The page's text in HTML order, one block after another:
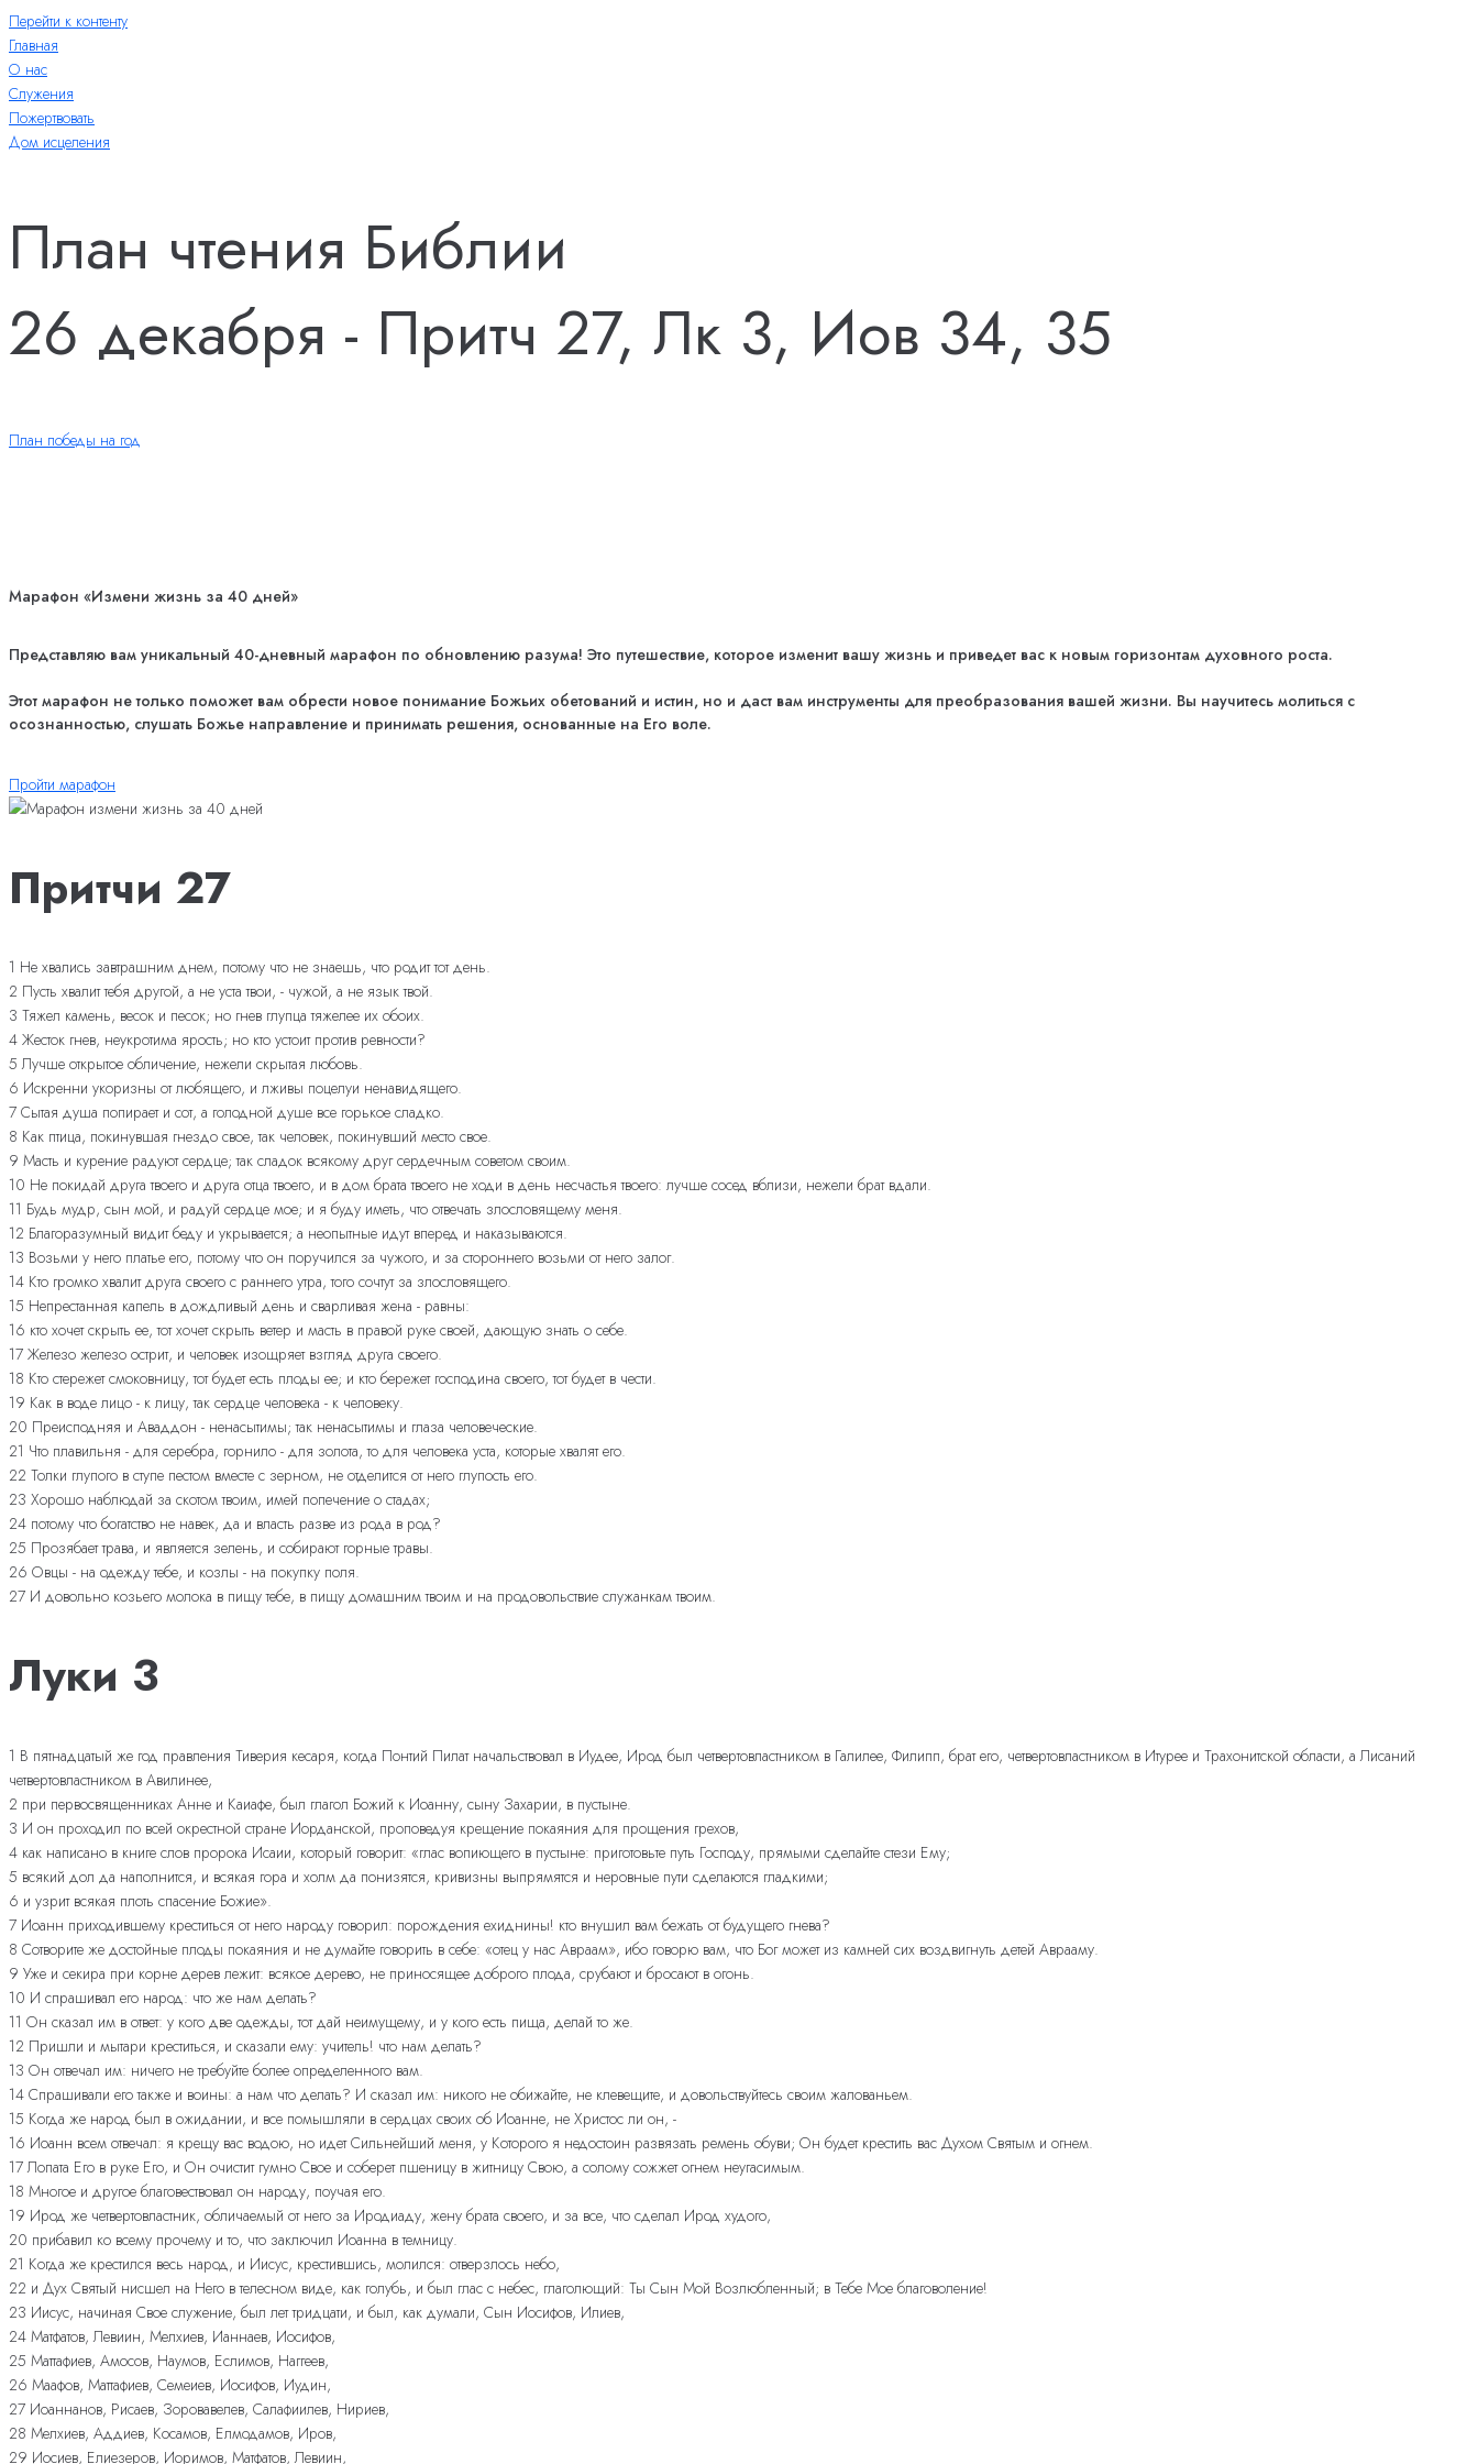
Перейти к контенту
Главная
О нас
Служения
Пожертвовать
Дом исцеления
План чтения Библии
26 декабря - Притч 27, Лк 3, Иов 34, 35
План победы на год
Марафон «Измени жизнь за 40 дней»
Представляю вам уникальный 40-дневный марафон по обновлению разума! Это путешествие, которое изменит вашу жизнь и приведет вас к новым горизонтам духовного роста.
Этот марафон не только поможет вам обрести новое понимание Божьих обетований и истин, но и даст вам инструменты для преобразования вашей жизни. Вы научитесь молиться с
осознанностью, слушать Божье направление и принимать решения, основанные на Его воле.
Пройти марафон
Притчи 27
1 Не хвались завтрашним днем, потому что не знаешь, что родит тот день.
2 Пусть хвалит тебя другой, а не уста твои, - чужой, а не язык твой.
3 Тяжел камень, весок и песок; но гнев глупца тяжелее их обоих.
4 Жесток гнев, неукротима ярость; но кто устоит против ревности?
5 Лучше открытое обличение, нежели скрытая любовь.
6 Искренни укоризны от любящего, и лживы поцелуи ненавидящего.
7 Сытая душа попирает и сот, а голодной душе все горькое сладко.
8 Как птица, покинувшая гнездо свое, так человек, покинувший место свое.
9 Масть и курение радуют сердце; так сладок всякому друг сердечным советом своим.
10 Не покидай друга твоего и друга отца твоего, и в дом брата твоего не ходи в день несчастья твоего: лучше сосед вблизи, нежели брат вдали.
11 Будь мудр, сын мой, и радуй сердце мое; и я буду иметь, что отвечать злословящему меня.
12 Благоразумный видит беду и укрывается; а неопытные идут вперед и наказываются.
13 Возьми у него платье его, потому что он поручился за чужого, и за стороннего возьми от него залог.
14 Кто громко хвалит друга своего с раннего утра, того сочтут за злословящего.
15 Непрестанная капель в дождливый день и сварливая жена - равны:
16 кто хочет скрыть ее, тот хочет скрыть ветер и масть в правой руке своей, дающую знать о себе.
17 Железо железо острит, и человек изощряет взгляд друга своего.
18 Кто стережет смоковницу, тот будет есть плоды ее; и кто бережет господина своего, тот будет в чести.
19 Как в воде лицо - к лицу, так сердце человека - к человеку.
20 Преисподняя и Аваддон - ненасытимы; так ненасытимы и глаза человеческие.
21 Что плавильня - для серебра, горнило - для золота, то для человека уста, которые хвалят его.
22 Толки глупого в ступе пестом вместе с зерном, не отделится от него глупость его.
23 Хорошо наблюдай за скотом твоим, имей попечение о стадах;
24 потому что богатство не навек, да и власть разве из рода в род?
25 Прозябает трава, и является зелень, и собирают горные травы.
26 Овцы - на одежду тебе, и козлы - на покупку поля.
27 И довольно козьего молока в пищу тебе, в пищу домашним твоим и на продовольствие служанкам твоим.
Луки 3
1 В пятнадцатый же год правления Тиверия кесаря, когда Понтий Пилат начальствовал в Иудее, Ирод был четвертовластником в Галилее, Филипп, брат его, четвертовластником в Итурее и Трахонитской области, а Лисаний
четвертовластником в Авилинее,
2 при первосвященниках Анне и Каиафе, был глагол Божий к Иоанну, сыну Захарии, в пустыне.
3 И он проходил по всей окрестной стране Иорданской, проповедуя крещение покаяния для прощения грехов,
4 как написано в книге слов пророка Исаии, который говорит: «глас вопиющего в пустыне: приготовьте путь Господу, прямыми сделайте стези Ему;
5 всякий дол да наполнится, и всякая гора и холм да понизятся, кривизны выпрямятся и неровные пути сделаются гладкими;
6 и узрит всякая плоть спасение Божие».
7 Иоанн приходившему креститься от него народу говорил: порождения ехиднины! кто внушил вам бежать от будущего гнева?
8 Сотворите же достойные плоды покаяния и не думайте говорить в себе: «отец у нас Авраам», ибо говорю вам, что Бог может из камней сих воздвигнуть детей Аврааму.
9 Уже и секира при корне дерев лежит: всякое дерево, не приносящее доброго плода, срубают и бросают в огонь.
10 И спрашивал его народ: что же нам делать?
11 Он сказал им в ответ: у кого две одежды, тот дай неимущему, и у кого есть пища, делай то же.
12 Пришли и мытари креститься, и сказали ему: учитель! что нам делать?
13 Он отвечал им: ничего не требуйте более определенного вам.
14 Спрашивали его также и воины: а нам что делать? И сказал им: никого не обижайте, не клевещите, и довольствуйтесь своим жалованьем.
15 Когда же народ был в ожидании, и все помышляли в сердцах своих об Иоанне, не Христос ли он, -
16 Иоанн всем отвечал: я крещу вас водою, но идет Сильнейший меня, у Которого я недостоин развязать ремень обуви; Он будет крестить вас Духом Святым и огнем.
17 Лопата Его в руке Его, и Он очистит гумно Свое и соберет пшеницу в житницу Свою, а солому сожжет огнем неугасимым.
18 Многое и другое благовествовал он народу, поучая его.
19 Ирод же четвертовластник, обличаемый от него за Иродиаду, жену брата своего, и за все, что сделал Ирод худого,
20 прибавил ко всему прочему и то, что заключил Иоанна в темницу.
21 Когда же крестился весь народ, и Иисус, крестившись, молился: отверзлось небо,
22 и Дух Святый нисшел на Него в телесном виде, как голубь, и был глас с небес, глаголющий: Ты Сын Мой Возлюбленный; в Тебе Мое благоволение!
23 Иисус, начиная Свое служение, был лет тридцати, и был, как думали, Сын Иосифов, Илиев,
24 Матфатов, Левиин, Мелхиев, Ианнаев, Иосифов,
25 Маттафиев, Амосов, Наумов, Еслимов, Наггеев,
26 Маафов, Маттафиев, Семеиев, Иосифов, Иудин,
27 Иоаннанов, Рисаев, Зоровавелев, Салафиилев, Нириев,
28 Мелхиев, Аддиев, Косамов, Елмодамов, Иров,
29 Иосиев, Елиезеров, Иоримов, Матфатов, Левиин,